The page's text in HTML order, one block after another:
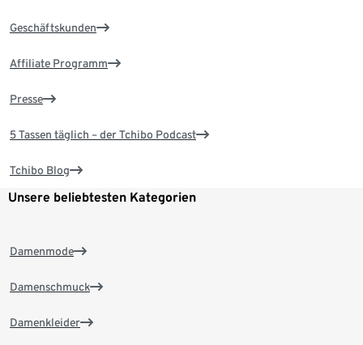
Geschäftskunden
Affiliate Programm
Presse
5 Tassen täglich – der Tchibo Podcast
Tchibo Blog
Unsere beliebtesten Kategorien
Damenmode
Damenschmuck
Damenkleider